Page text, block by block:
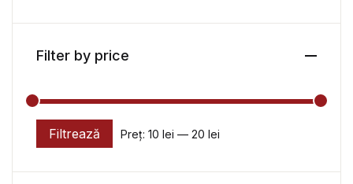
Filter by price
Preț minim
Preț maxim
Filtrează Preț: 10 lei — 20 lei